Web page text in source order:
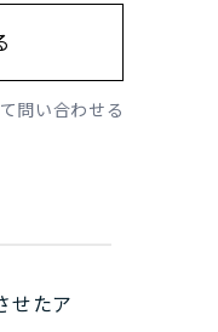
問い合わせる
せたア